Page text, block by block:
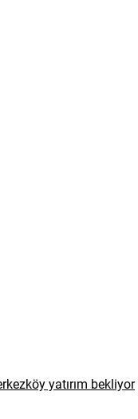
yatırım bekliyor